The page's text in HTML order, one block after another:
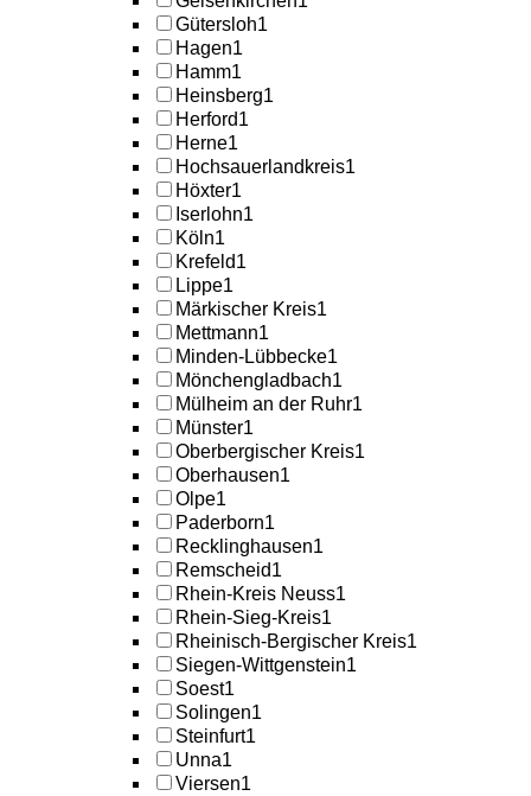
Gütersloh1
Hagen1
Hamm1
Heinsberg1
Herford1
Herne1
Hochsauerlandkreis1
Höxter1
Iserlohn1
Köln1
Krefeld1
Lippe1
Märkischer Kreis1
Mettmann1
Minden-Lübbecke1
Mönchengladbach1
Mülheim an der Ruhr1
Münster1
Oberbergischer Kreis1
Oberhausen1
Olpe1
Paderborn1
Recklinghausen1
Remscheid1
Rhein-Kreis Neuss1
Rhein-Sieg-Kreis1
Rheinisch-Bergischer Kreis1
Siegen-Wittgenstein1
Soest1
Solingen1
Steinfurt1
Unna1
Viersen1